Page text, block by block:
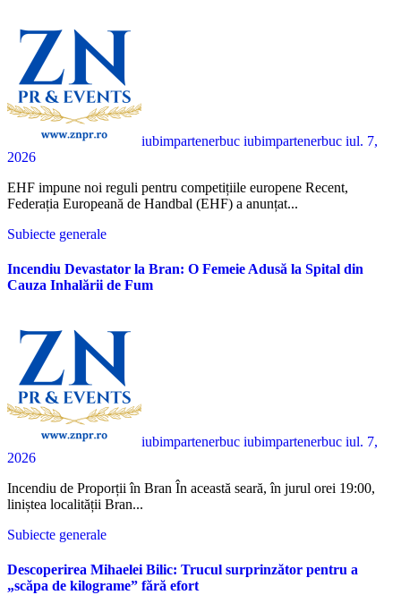
iubimpartenerbuc iubimpartenerbuc iul. 7,
2026
EHF impune noi reguli pentru competițiile europene Recent,
Federația Europeană de Handbal (EHF) a anunțat...
Subiecte generale
Incendiu Devastator la Bran: O Femeie Adusă la Spital din
Cauza Inhalării de Fum
iubimpartenerbuc iubimpartenerbuc iul. 7,
2026
Incendiu de Proporții în Bran În această seară, în jurul orei 19:00,
liniștea localității Bran...
Subiecte generale
Descoperirea Mihaelei Bilic: Trucul surprinzător pentru a
„scăpa de kilograme” fără efort